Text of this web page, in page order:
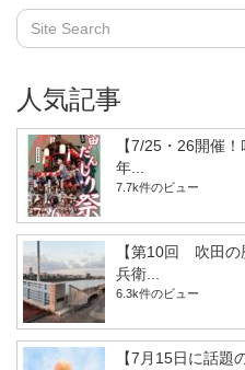
人気記事
【7/25・26開催
年...
7.7k件のビュー
【第10回 吹田の
兵衛...
6.3k件のビュー
【7月15日に話題